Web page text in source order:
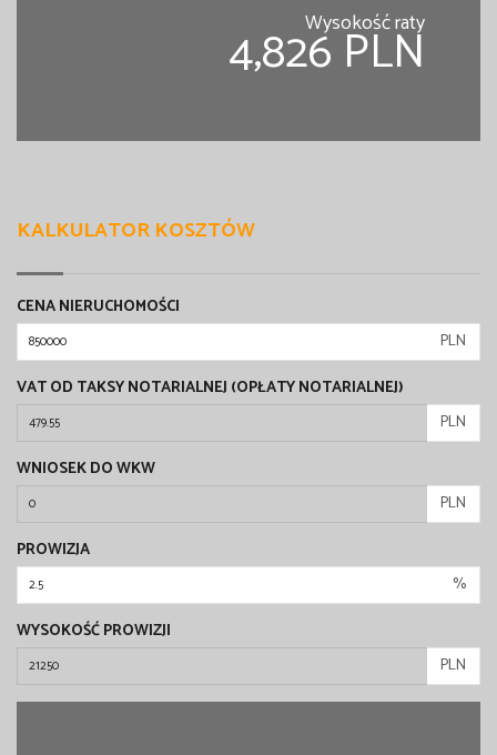
Wysokość raty
4,826 PLN
KALKULATOR KOSZTÓW
CENA NIERUCHOMOŚCI
PLN
VAT OD TAKSY NOTARIALNEJ (OPŁATY NOTARIALNEJ)
PLN
WNIOSEK DO WKW
PLN
PROWIZJA
%
WYSOKOŚĆ PROWIZJI
PLN